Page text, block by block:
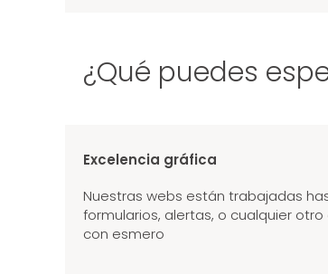
¿Qué puedes
Excelencia gráfica
Nuestras webs están trabajadas
formularios, alertas, o cualquier
con esmero